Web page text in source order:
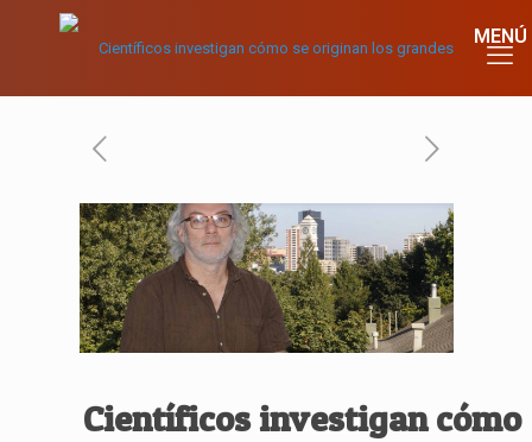
Científicos investigan cómo